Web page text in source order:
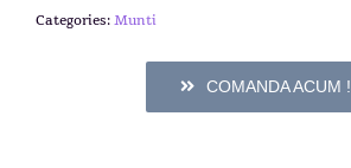
Categories:Munti
COMANDA ACUM !